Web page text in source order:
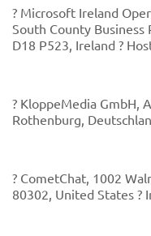
? Microsoft Ireland
South County Business
D18 P523, Ireland ?
? KloppeMedia GmbH,
Rothenburg,
? CometChat, 1002
80302, United States ?